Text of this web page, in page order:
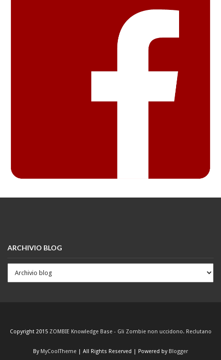
ARCHIVIO BLOG
Copyright 2015 ZOMBIE Knowledge Base - Gli Zombie non uccidono. Reclutano
By MyCoolTheme | All Rights Reserved | Powered by Blogger